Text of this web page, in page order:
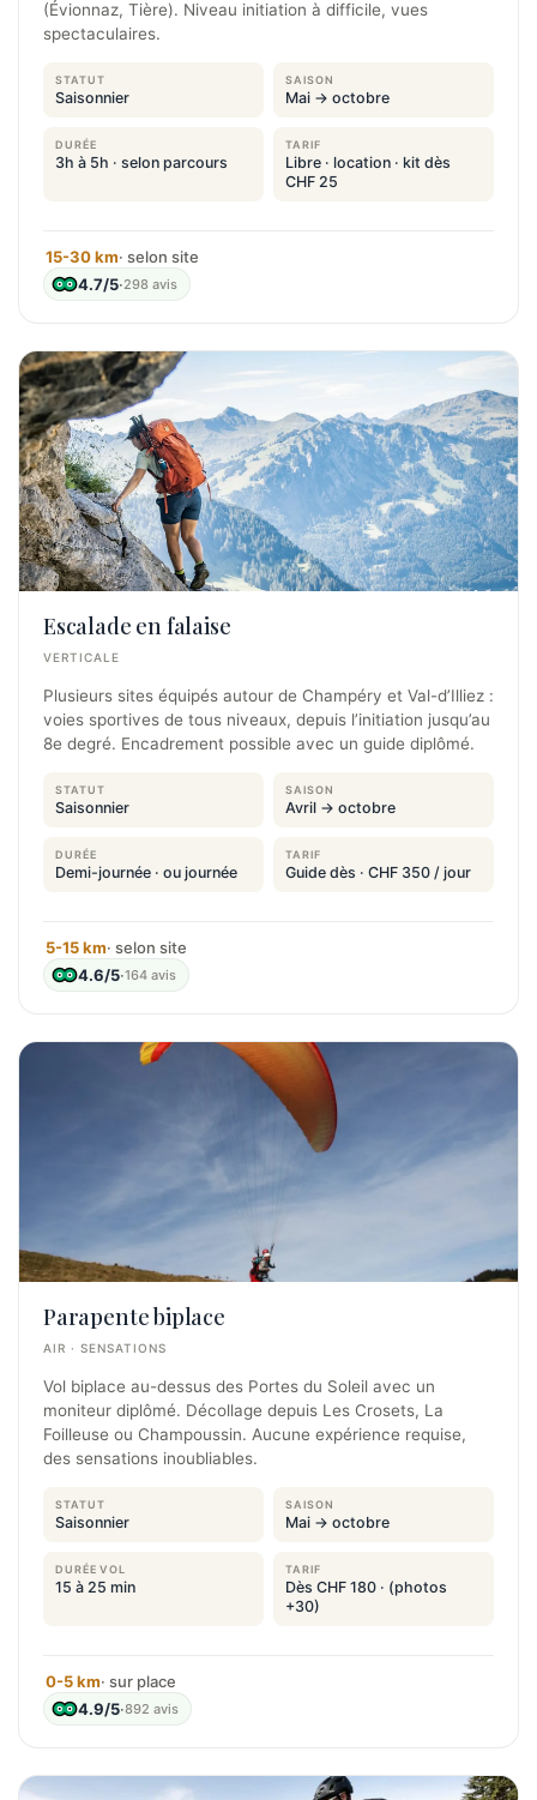
(Évionnaz, Tière). Niveau initiation à difficile, vues
spectaculaires.
STATUT
Saisonnier
SAISON
Mai → octobre
DURÉE
3h à 5h · selon parcours
TARIF
Libre · location · kit dès
CHF 25
15-30 km· selon site
4.7/5·298 avis
Escalade en falaise
VERTICALE
Plusieurs sites équipés autour de Champéry et Val-d’Illiez :
voies sportives de tous niveaux, depuis l’initiation jusqu’au
8e degré. Encadrement possible avec un guide diplômé.
STATUT
Saisonnier
SAISON
Avril → octobre
DURÉE
Demi-journée · ou journée
TARIF
Guide dès · CHF 350 / jour
5-15 km· selon site
4.6/5·164 avis
Parapente biplace
AIR · SENSATIONS
Vol biplace au-dessus des Portes du Soleil avec un
moniteur diplômé. Décollage depuis Les Crosets, La
Foilleuse ou Champoussin. Aucune expérience requise,
des sensations inoubliables.
STATUT
Saisonnier
SAISON
Mai → octobre
DURÉE VOL
15 à 25 min
TARIF
Dès CHF 180 · (photos
+30)
0-5 km· sur place
4.9/5·892 avis